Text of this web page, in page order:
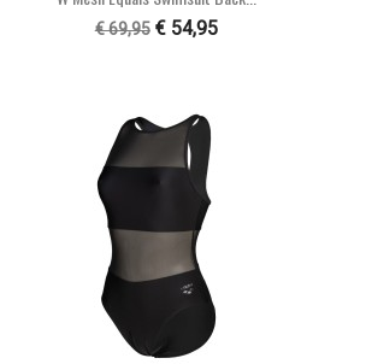
€ 69,95 € 54,95